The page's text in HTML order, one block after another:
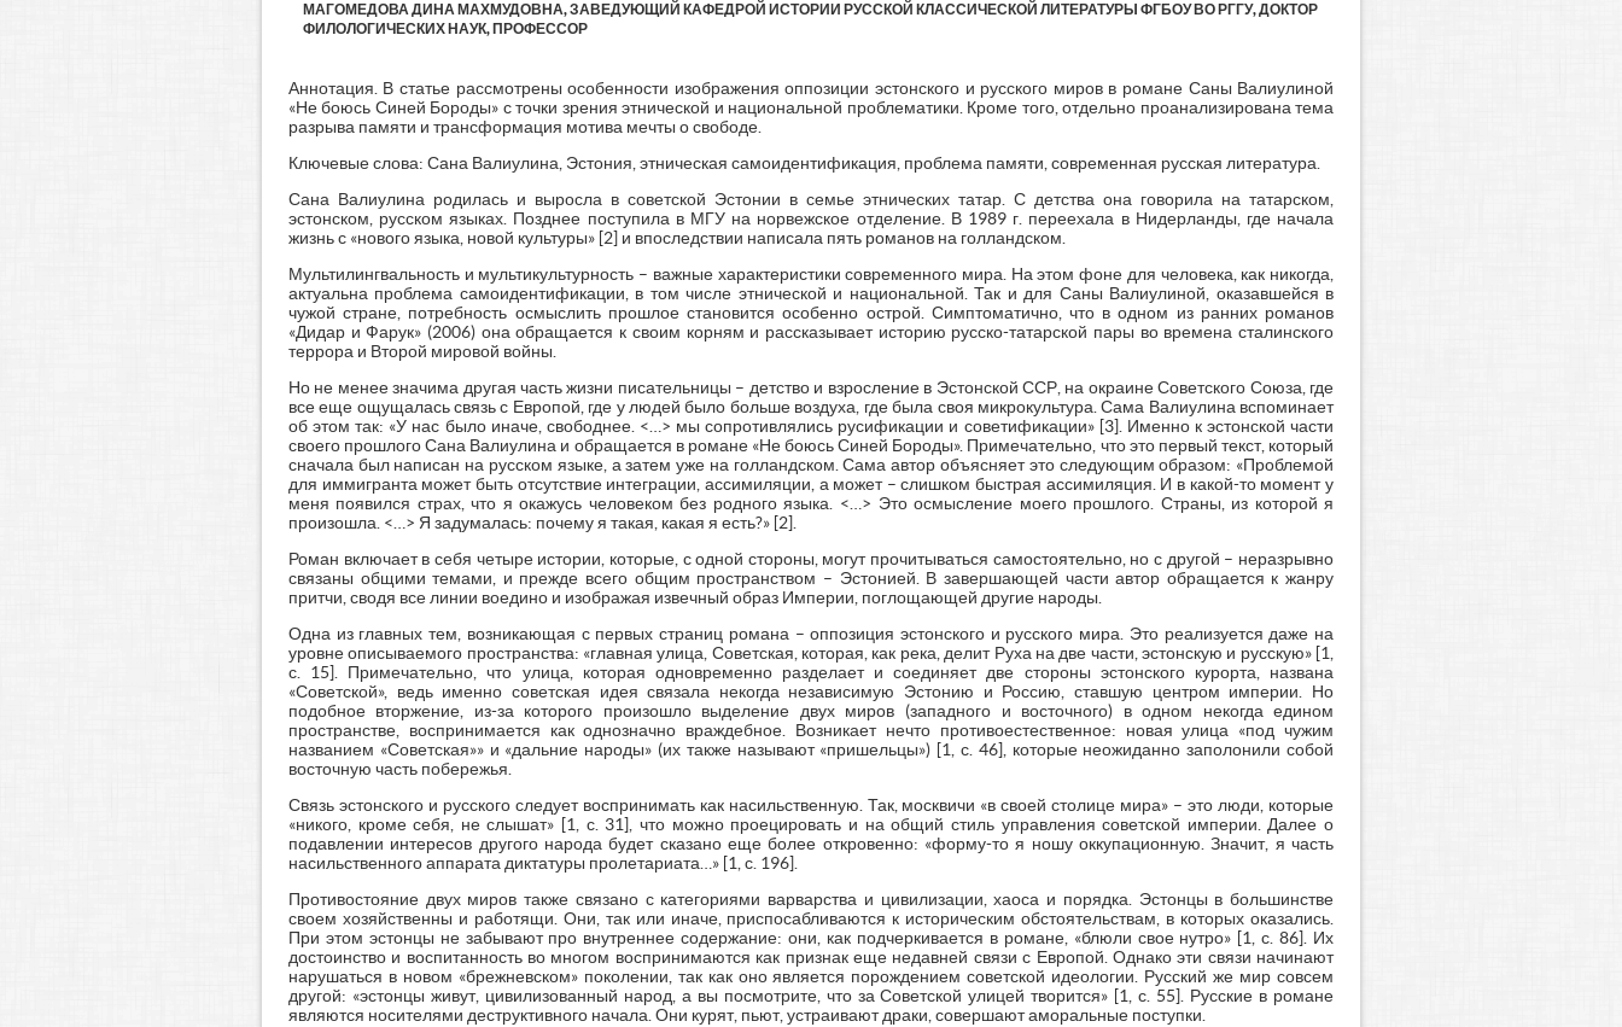
МАГОМЕДОВА ДИНА МАХМУДОВНА, ЗАВЕДУЮЩИЙ КАФЕДРОЙ ИСТОРИИ РУССКОЙ КЛАССИЧЕСКОЙ ЛИТЕРАТУРЫ ФГБОУ ВО РГГУ, ДОКТОР
ФИЛОЛОГИЧЕСКИХ НАУК, ПРОФЕССОР
Аннотация. В статье рассмотрены особенности изображения оппозиции эстонского и русского миров в романе Саны Валиулиной
«Не боюсь Синей Бороды» с точки зрения этнической и национальной проблематики. Кроме того, отдельно проанализирована тема
разрыва памяти и трансформация мотива мечты о свободе.
Ключевые слова: Сана Валиулина, Эстония, этническая самоидентификация, проблема памяти, современная русская литература.
Сана Валиулина родилась и выросла в советской Эстонии в семье этнических татар. С детства она говорила на татарском,
эстонском, русском языках. Позднее поступила в МГУ на норвежское отделение. В 1989 г. переехала в Нидерланды, где начала
жизнь с «нового языка, новой культуры» [2] и впоследствии написала пять романов на голландском.
Мультилингвальность и мультикультурность – важные характеристики современного мира. На этом фоне для человека, как никогда,
актуальна проблема самоидентификации, в том числе этнической и национальной. Так и для Саны Валиулиной, оказавшейся в
чужой стране, потребность осмыслить прошлое становится особенно острой. Симптоматично, что в одном из ранних романов
«Дидар и Фарук» (2006) она обращается к своим корням и рассказывает историю русско-татарской пары во времена сталинского
террора и Второй мировой войны.
Но не менее значима другая часть жизни писательницы – детство и взросление в Эстонской ССР, на окраине Советского Союза, где
все еще ощущалась связь с Европой, где у людей было больше воздуха, где была своя микрокультура. Сама Валиулина вспоминает
об этом так: «У нас было иначе, свободнее. <…> мы сопротивлялись русификации и советификации» [3]. Именно к эстонской части
своего прошлого Сана Валиулина и обращается в романе «Не боюсь Синей Бороды». Примечательно, что это первый текст, который
сначала был написан на русском языке, а затем уже на голландском. Сама автор объясняет это следующим образом: «Проблемой
для иммигранта может быть отсутствие интеграции, ассимиляции, а может – слишком быстрая ассимиляция. И в какой-то момент у
меня появился страх, что я окажусь человеком без родного языка. <…> Это осмысление моего прошлого. Страны, из которой я
произошла. <…> Я задумалась: почему я такая, какая я есть?» [2].
Роман включает в себя четыре истории, которые, с одной стороны, могут прочитываться самостоятельно, но с другой – неразрывно
связаны общими темами, и прежде всего общим пространством – Эстонией. В завершающей части автор обращается к жанру
притчи, сводя все линии воедино и изображая извечный образ Империи, поглощающей другие народы.
Одна из главных тем, возникающая с первых страниц романа – оппозиция эстонского и русского мира. Это реализуется даже на
уровне описываемого пространства: «главная улица, Советская, которая, как река, делит Руха на две части, эстонскую и русскую» [1,
с. 15]. Примечательно, что улица, которая одновременно разделает и соединяет две стороны эстонского курорта, названа
«Советской», ведь именно советская идея связала некогда независимую Эстонию и Россию, ставшую центром империи. Но
подобное вторжение, из-за которого произошло выделение двух миров (западного и восточного) в одном некогда едином
пространстве, воспринимается как однозначно враждебное. Возникает нечто противоестественное: новая улица «под чужим
названием «Советская»» и «дальние народы» (их также называют «пришельцы») [1, с. 46], которые неожиданно заполонили собой
восточную часть побережья.
Связь эстонского и русского следует воспринимать как насильственную. Так, москвичи «в своей столице мира» – это люди, которые
«никого, кроме себя, не слышат» [1, с. 31], что можно проецировать и на общий стиль управления советской империи. Далее о
подавлении интересов другого народа будет сказано еще более откровенно: «форму-то я ношу оккупационную. Значит, я часть
насильственного аппарата диктатуры пролетариата…» [1, с. 196].
Противостояние двух миров также связано с категориями варварства и цивилизации, хаоса и порядка. Эстонцы в большинстве
своем хозяйственны и работящи. Они, так или иначе, приспосабливаются к историческим обстоятельствам, в которых оказались.
При этом эстонцы не забывают про внутреннее содержание: они, как подчеркивается в романе, «блюли свое нутро» [1, с. 86]. Их
достоинство и воспитанность во многом воспринимаются как признак еще недавней связи с Европой. Однако эти связи начинают
нарушаться в новом «брежневском» поколении, так как оно является порождением советской идеологии. Русский же мир совсем
другой: «эстонцы живут, цивилизованный народ, а вы посмотрите, что за Советской улицей творится» [1, с. 55]. Русские в романе
являются носителями деструктивного начала. Они курят, пьют, устраивают драки, совершают аморальные поступки.